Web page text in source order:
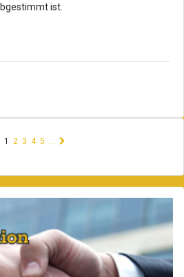
ist.
1 (current)
2 3 4 5